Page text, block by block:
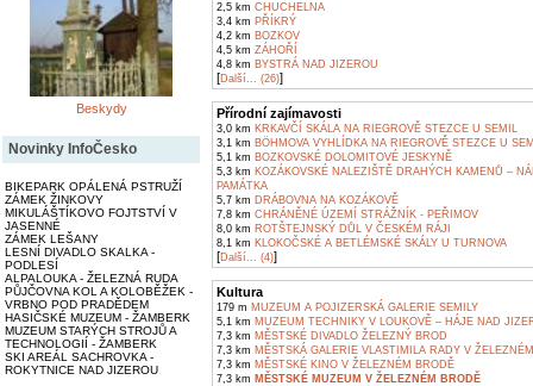
Beskydy
Novinky InfoČesko
BIKEPARK OPÁLENÁ PSTRUŽÍ
ZÁMEK ŽINKOVY
MIKULÁŠTÍKOVO FOJTSTVÍ V
JASENNÉ
ZÁMEK LEŠANY
LESNÍ DIVADLO SKALKA -
PODLESÍ
ALPALOUKA - ŽELEZNÁ RUDA
PŮJČOVNA KOL A KOLOBĚŽEK -
VRBNO POD PRADĚDEM
HASIČSKÉ MUZEUM - ŽAMBERK
MUZEUM STARÝCH STROJŮ A
TECHNOLOGIÍ - ŽAMBERK
SKI AREÁL SACHROVKA -
ROKYTNICE NAD JIZEROU
2,5 km CHUCHELNA
3,4 km PŘÍKRÝ
4,2 km BOZKOV
4,5 km ZÁHOŘÍ
4,8 km BYSTRÁ NAD JIZEROU
[Další... (26)]
Přírodní zajímavosti
3,0 km KRKAVČÍ SKÁLA NA RIEGROVĚ STEZCE U SEMIL
3,1 km BÖHMOVA VYHLÍDKA NA RIEGROVĚ STEZCE U
5,1 km BOZKOVSKÉ DOLOMITOVÉ JESKYNĚ
5,3 km KOZÁKOVSKÉ NALEZIŠTĚ DRAHÝCH KAMENŮ –
PAMÁTKA
5,7 km DRÁBOVNA NA KOZÁKOVĚ
7,8 km CHRÁNĚNÉ ÚZEMÍ STRÁŽNÍK - PEŘIMOV
8,0 km ROTŠTEJNSKÝ DŮL V ČESKÉM RÁJI
8,1 km KLOKOČSKÉ A BETLÉMSKÉ SKÁLY U TURNOVA
[Další... (4)]
Kultura
179 m MUZEUM A POJIZERSKÁ GALERIE SEMILY
5,1 km MUZEUM TECHNIKY V LOUKOVĚ – HÁJE NAD
7,3 km MĚSTSKÉ DIVADLO ŽELEZNÝ BROD
7,3 km MĚSTSKÁ GALERIE VLASTIMILA RADY V
7,3 km MĚSTSKÉ KINO V ŽELEZNÉM BRODĚ
7,3 km MĚSTSKÉ MUZEUM V ŽELEZNÉM BRODĚ